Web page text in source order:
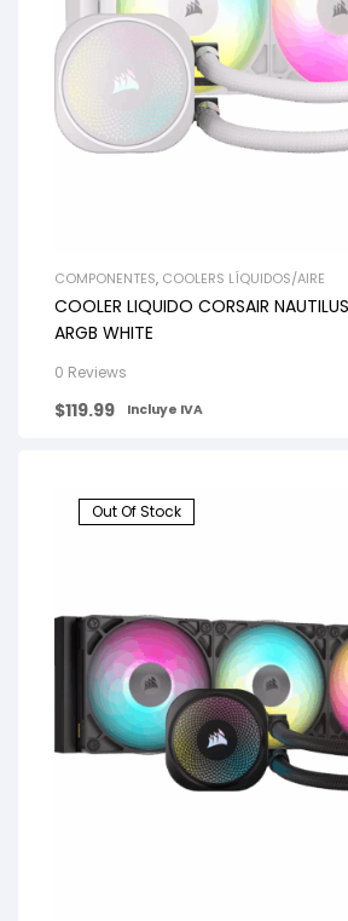
COMPONENTES, COOLERS LÍQUIDOS/AIRE
COOLER LIQUIDO CORSAIR
ARGB WHITE
0 Reviews
$119.99 Incluye IVA
Out Of Stock